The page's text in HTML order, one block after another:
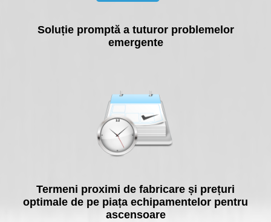
Soluție promptă a tuturor problemelor
emergente
Termeni proximi de fabricare și prețuri
optimale de pe piața echipamentelor pentru
ascensoare